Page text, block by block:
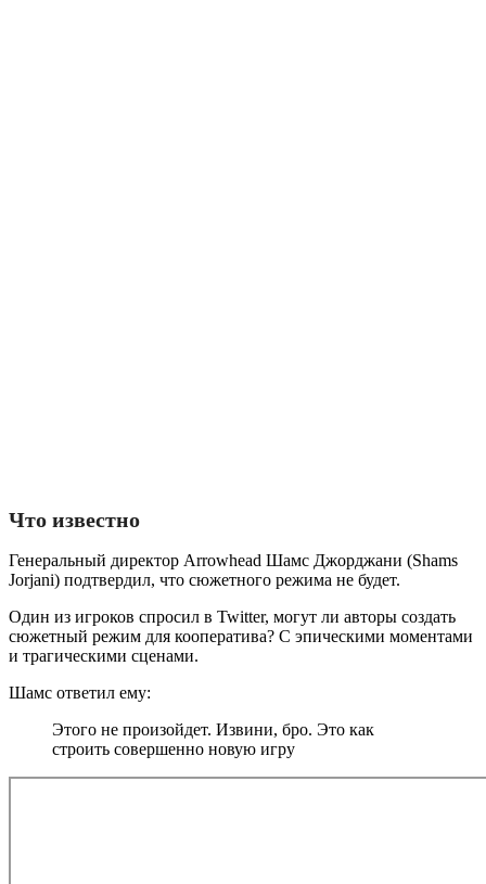
Что известно
Генеральный директор Arrowhead Шамс Джорджани (Shams
Jorjani) подтвердил, что сюжетного режима не будет.
Один из игроков спросил в Twitter, могут ли авторы создать
сюжетный режим для кооператива? С эпическими моментами
и трагическими сценами.
Шамс ответил ему:
Этого не произойдет. Извини, бро. Это как
строить совершенно новую игру